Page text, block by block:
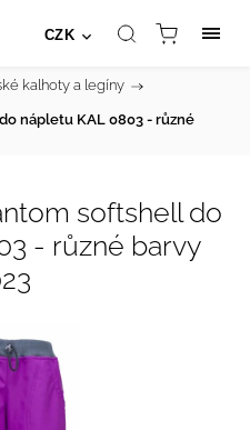
CZK
kalhoty a legíny /
nápletu KAL 0803 - různé
softshell do
- různé barvy